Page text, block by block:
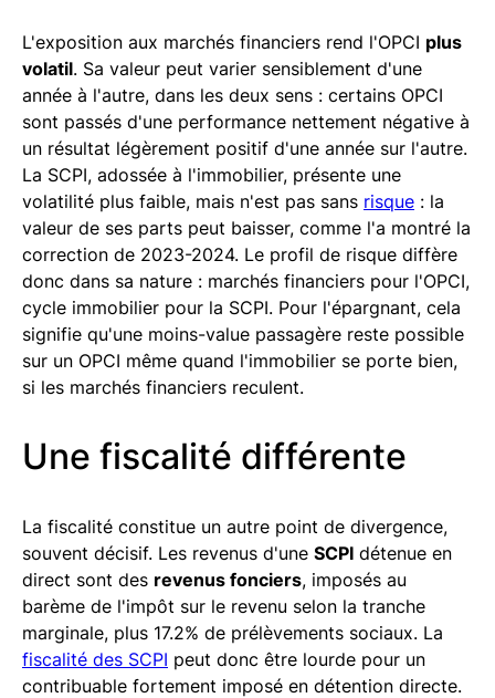
L'exposition aux marchés financiers rend l'OPCI plus
volatil. Sa valeur peut varier sensiblement d'une
année à l'autre, dans les deux sens : certains OPCI
sont passés d'une performance nettement négative à
un résultat légèrement positif d'une année sur l'autre.
La SCPI, adossée à l'immobilier, présente une
volatilité plus faible, mais n'est pas sans risque : la
valeur de ses parts peut baisser, comme l'a montré la
correction de 2023-2024. Le profil de risque diffère
donc dans sa nature : marchés financiers pour l'OPCI,
cycle immobilier pour la SCPI. Pour l'épargnant, cela
signifie qu'une moins-value passagère reste possible
sur un OPCI même quand l'immobilier se porte bien,
si les marchés financiers reculent.
Une fiscalité différente
La fiscalité constitue un autre point de divergence,
souvent décisif. Les revenus d'une SCPI détenue en
direct sont des revenus fonciers, imposés au
barème de l'impôt sur le revenu selon la tranche
marginale, plus 17.2% de prélèvements sociaux. La
fiscalité des SCPI peut donc être lourde pour un
contribuable fortement imposé en détention directe.